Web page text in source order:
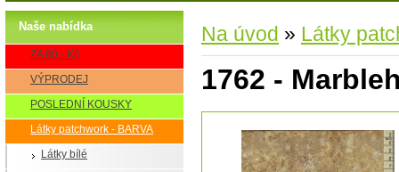
Naše nabídka
ZA 80,- Kč
VÝPRODEJ
POSLEDNÍ KOUSKY
Látky patchwork - BARVA
Látky bílé
Na úvod » Látky
1762 -